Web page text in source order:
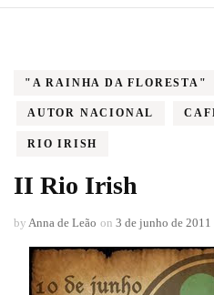
"A RAINHA DA FLORESTA"
AUTOR NACIONAL
RIO IRISH
II Rio Irish
by Anna de Leão on 3 de junho de 2011